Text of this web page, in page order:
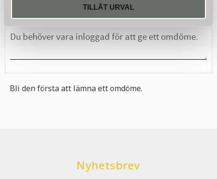
TILLÅT URVAL
Bli den första att lämna ett omdöme.
Nyhetsbrev